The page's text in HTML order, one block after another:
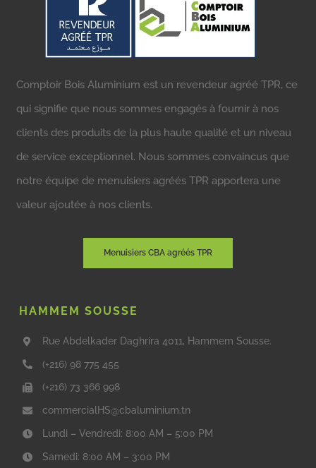
Comptoir Bois Aluminium est un revendeur agréé TPR, ce
qui signifie que nous sommes engagés à fournir à nos
clients des produits de la plus haute qualité et un niveau
de service exceptionnel. Nous sommes convaincus que
notre équipe de menuisiers agréés TPR apportera une
valeur ajoutée à nos clients.
Menuisiers CBA agréés TPR
HAMMEM SOUSSE
Rue Abdelkader Daghrira 4011, Hammem Sousse.
(+216) 98 775 455
(+216) 73 366 998
commercialHS@cbaluminium.tn
Lundi – Vendredi: 8:00 AM – 5:00 PM
Samedi: 8:00 AM – 3:00 PM